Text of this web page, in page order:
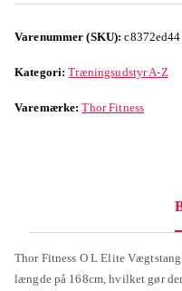
Varenummer (SKU):
Kategori:Træningsudstyr A-Z
Varemærke:Thor Fitness
Thor Fitness O L Elite
længde på 168cm, hvilket gør